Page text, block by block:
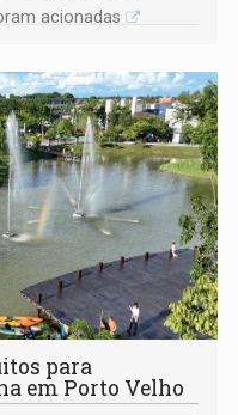
acionadas
para
em Porto Velho